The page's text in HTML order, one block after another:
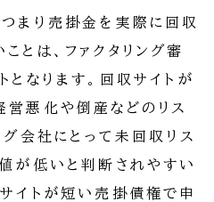
まり売掛金を実際に回収
とは、ファクタリング審
となります。回収サイトが
悪化や倒産などのリス
グ会社にとって未回収リス
が低いと判断されやすい
イトが短い売掛債権で申